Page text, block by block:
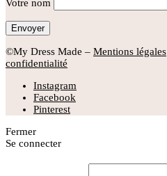
Votre nom
©My Dress Made – Mentions légales
confidentialité
Instagram
Facebook
Pinterest
Fermer
Se connecter